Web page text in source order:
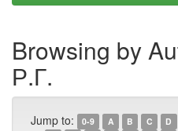
Browsing by
Р.Г.
Jump to: 0-9 A B C D